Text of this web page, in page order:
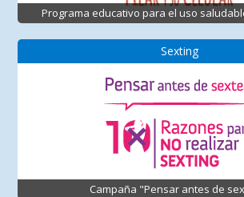
Programa educativo para el uso
Sexting
Campaña "Pensar antes de